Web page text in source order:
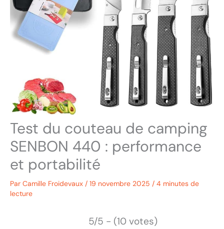
Test du couteau de camping
SENBON 440 : performance
et portabilité
Par Camille Froidevaux / 19 novembre 2025 / 4 minutes de
lecture
5/5 - (10 votes)